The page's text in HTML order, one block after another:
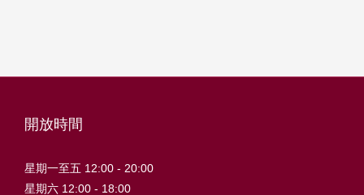
開放時間
星期一至五 12:00 - 20:00
星期六 12:00 - 18:00